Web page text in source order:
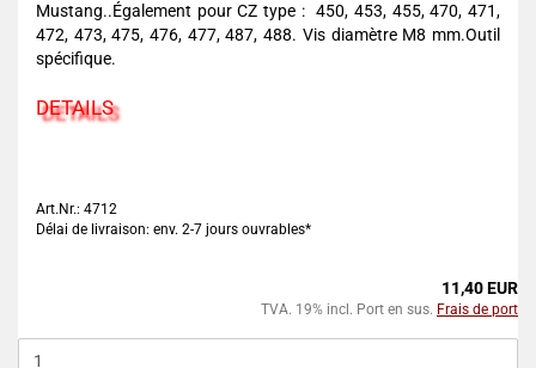
Mustang..Également pour CZ type : 450, 453, 455, 470, 471,
472, 473, 475, 476, 477, 487, 488. Vis diamètre M8 mm.Outil
spécifique.
DETAILS
Art.Nr.: 4712
Délai de livraison: env. 2-7 jours ouvrables*
11,40 EUR
TVA. 19% incl. Port en sus. Frais de port